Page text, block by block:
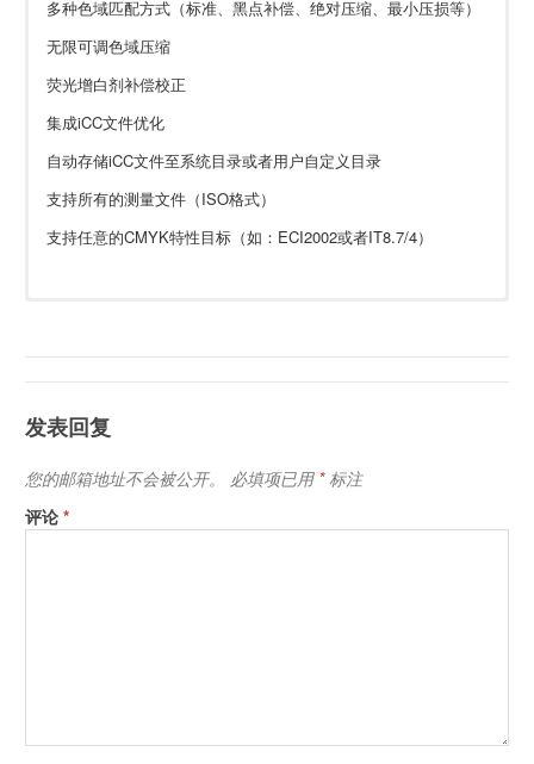
多种色域匹配方式（标准、黑点补偿、绝对压缩、最小压损等）
无限可调色域压缩
荧光增白剂补偿校正
集成iCC文件优化
自动存储iCC文件至系统目录或者用户自定义目录
支持所有的测量文件（ISO格式）
支持任意的CMYK特性目标（如：ECI2002或者IT8.7/4）
其他（加密狗、软件DVD光盘、目标色卡等等，若需要请提前告
知）
系统要求
Spectrophotometer
发表回复
您的邮箱地址不会被公开。 必填项已用 *标注
评论*